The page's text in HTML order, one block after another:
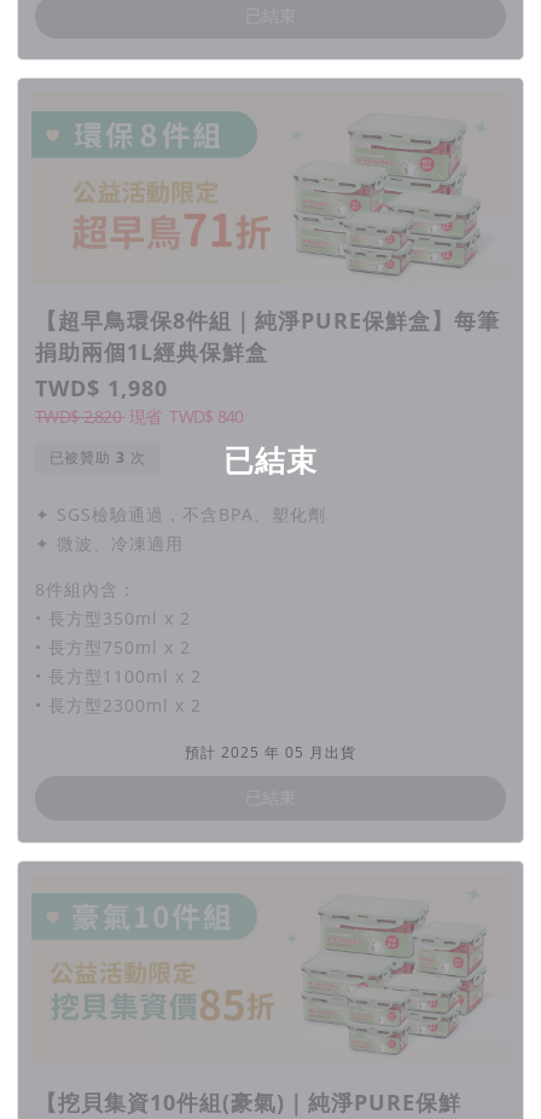
已結束
【超早鳥環保8件組｜純淨PURE保鮮盒】每筆
捐助兩個1L經典保鮮盒
TWD$ 1,980
TWD$ 2,820 現省 TWD$ 840
已被贊助 次
✦ SGS檢驗通過，不含BPA、塑化劑
✦ 微波、冷凍適用
8件組內含：
• 長方型350ml x 2
• 長方型750ml x 2
• 長方型1100ml x 2
• 長方型2300ml x 2
預計 2025 年 05 月出貨
【挖貝集資10件組(豪氣)｜純淨PURE保鮮